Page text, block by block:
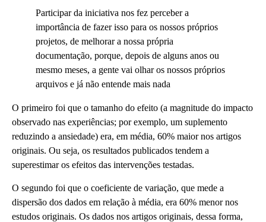
Participar da iniciativa nos fez perceber a
importância de fazer isso para os nossos próprios
projetos, de melhorar a nossa própria
documentação, porque, depois de alguns anos ou
mesmo meses, a gente vai olhar os nossos próprios
arquivos e já não entende mais nada
O primeiro foi que o tamanho do efeito (a magnitude do impacto
observado nas experiências; por exemplo, um suplemento
reduzindo a ansiedade) era, em média, 60% maior nos artigos
originais. Ou seja, os resultados publicados tendem a
superestimar os efeitos das intervenções testadas.
O segundo foi que o coeficiente de variação, que mede a
dispersão dos dados em relação à média, era 60% menor nos
estudos originais. Os dados nos artigos originais, dessa forma,